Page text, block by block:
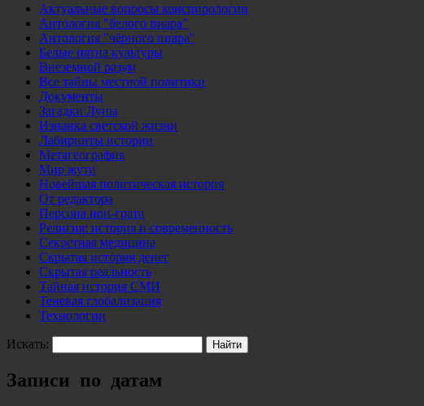
Актуальные вопросы конспирологии
Антология "белого пиара"
Антология "чёрного пиара"
Белые пятна культуры
Внеземной разум
Все тайны местной политики
Документы
Загадки Луны
Изнанка светской жизни
Лабиринты истории
Метагеография
Мир жути
Новейшая политическая история
От редактора
Персона нон-грата
Религия: история и современность
Секретная медицина
Скрытая история денег
Скрытая реальность
Тайная история СМИ
Теневая глобализация
Технологии
Искать:
Записи по датам